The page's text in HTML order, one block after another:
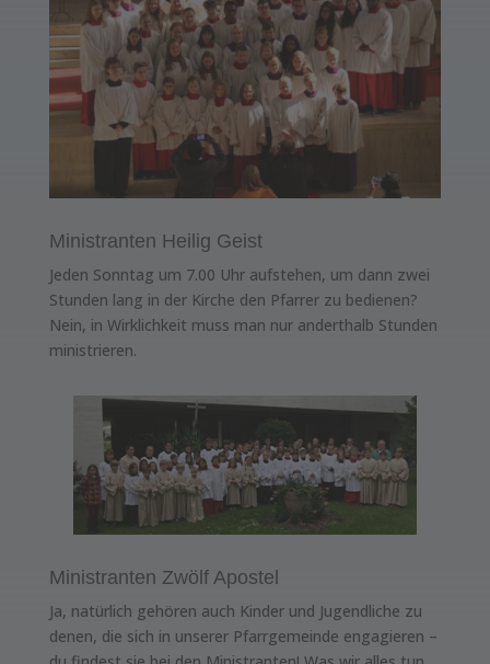
Ministranten Heilig Geist
Jeden Sonntag um 7.00 Uhr aufstehen, um dann zwei
Stunden lang in der Kirche den Pfarrer zu bedienen?
Nein, in Wirklichkeit muss man nur anderthalb Stunden
ministrieren.
Ministranten Zwölf Apostel
Ja, natürlich gehören auch Kinder und Jugendliche zu
denen, die sich in unserer Pfarrgemeinde engagieren –